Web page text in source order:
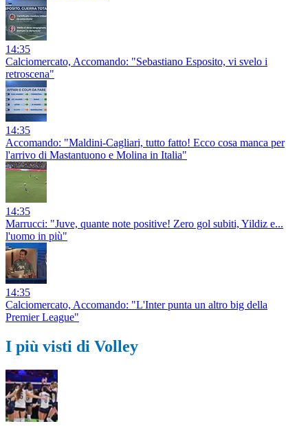
14:35
Calciomercato, Accomando: "Sebastiano Esposito, vi svelo i
retroscena"
14:35
Accomando: "Maldini-Cagliari, tutto fatto! Ecco cosa manca per
l'arrivo di Mastantuono e Molina in Italia"
14:35
Marrucci: "Juve, quante note positive! Zero gol subiti, Yildiz e...
l'uomo in più"
14:35
Calciomercato, Accomando: "L'Inter punta un altro big della
Premier League"
I più visti di Volley